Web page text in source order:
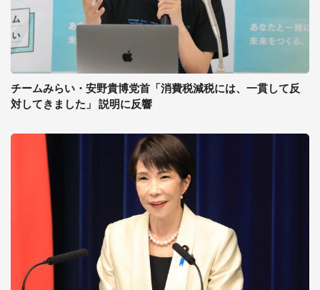
チームみらい・安野貴博党首「消費税減税には、一貫して反
対してきました」 説明に反響